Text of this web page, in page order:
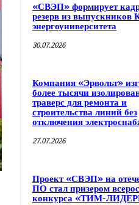
«СВЭП» формирует
резерв из выпускников
энергоуниверситета
30.07.2026
Компания «Эрвольт»
более тысячи
траверс для ремонта и
строительства линий без
отключения
27.07.2026
Проект «СВЭП» на
ПО стал призером
конкурса «ТИМ-